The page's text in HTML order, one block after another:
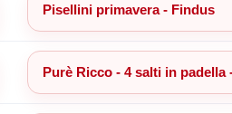
Pisellini primavera - Findus
Purè Ricco - 4 salti in padella